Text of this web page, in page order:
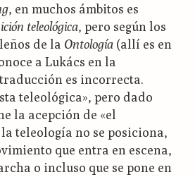
, en muchos ámbitos es
teleológica, pero según los
de la Ontología (allí es en
a Lukács en la
es incorrecta.
teleológica», pero dado
la acepción de «el
teleología no se posiciona,
que entra en escena,
o incluso que se pone en